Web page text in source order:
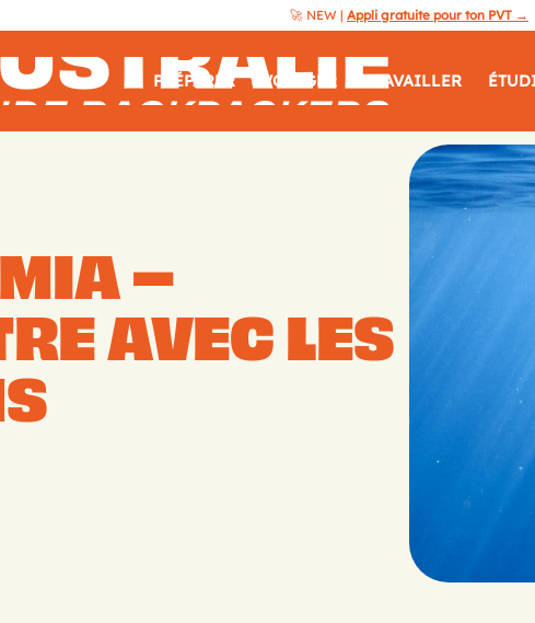
🚀 NEW | Appli gratuite pour ton PVT →
Australie
Guide
Backpackers
PRÉPARER VOYAGER TRAVAILLER
–
AVEC LES